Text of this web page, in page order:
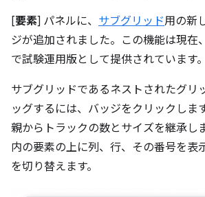
[要素] パネルに、 サブグリッド用の新
ジが追加されました。この機能は現在
で試験運用版として提供されています。
サブグリッドであるネストされたグリ
ッグするには、バッジをクリックしま
親からトラックの数とサイズを継承し
内の要素の上に列、行、その番号を表
を切り替えます。